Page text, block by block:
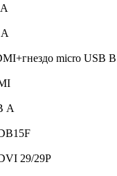
А
micro USB B
А
29/29P